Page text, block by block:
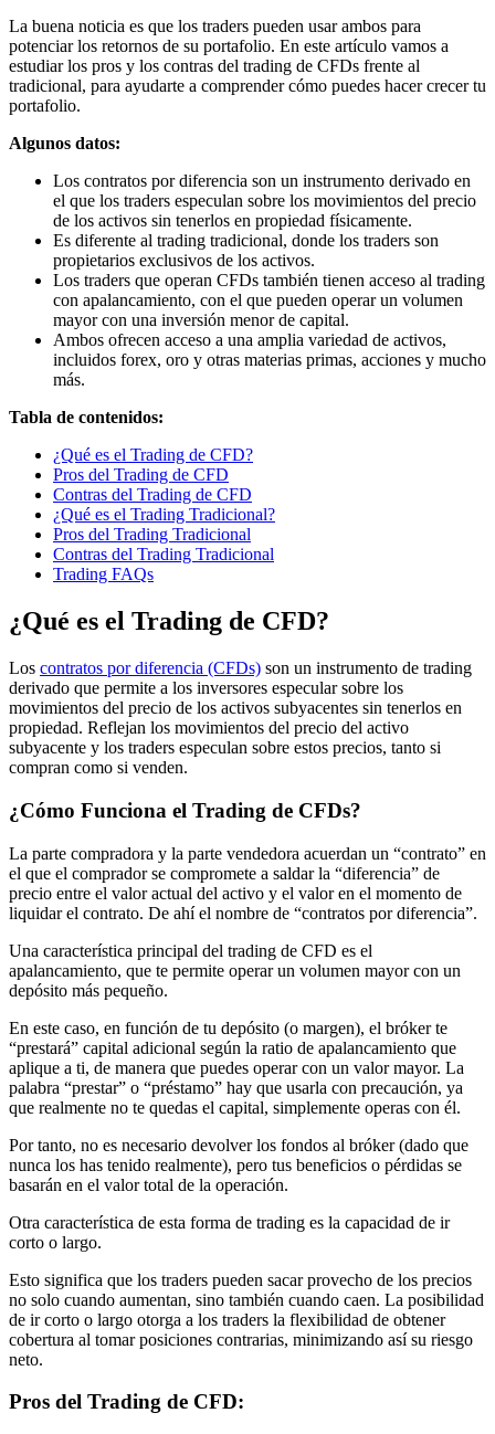
La buena noticia es que los traders pueden usar ambos para
potenciar los retornos de su portafolio. En este artículo vamos a
estudiar los pros y los contras del trading de CFDs frente al
tradicional, para ayudarte a comprender cómo puedes hacer crecer tu
portafolio.
Algunos datos:
Los contratos por diferencia son un instrumento derivado en
el que los traders especulan sobre los movimientos del precio
de los activos sin tenerlos en propiedad físicamente.
Es diferente al trading tradicional, donde los traders son
propietarios exclusivos de los activos.
Los traders que operan CFDs también tienen acceso al trading
con apalancamiento, con el que pueden operar un volumen
mayor con una inversión menor de capital.
Ambos ofrecen acceso a una amplia variedad de activos,
incluidos forex, oro y otras materias primas, acciones y mucho
más.
Tabla de contenidos:
¿Qué es el Trading de CFD?
Pros del Trading de CFD
Contras del Trading de CFD
¿Qué es el Trading Tradicional?
Pros del Trading Tradicional
Contras del Trading Tradicional
Trading FAQs
¿Qué es el Trading de CFD?
Los contratos por diferencia (CFDs) son un instrumento de trading
derivado que permite a los inversores especular sobre los
movimientos del precio de los activos subyacentes sin tenerlos en
propiedad. Reflejan los movimientos del precio del activo
subyacente y los traders especulan sobre estos precios, tanto si
compran como si venden.
¿Cómo Funciona el Trading de CFDs?
La parte compradora y la parte vendedora acuerdan un “contrato” en
el que el comprador se compromete a saldar la “diferencia” de
precio entre el valor actual del activo y el valor en el momento de
liquidar el contrato. De ahí el nombre de “contratos por diferencia”.
Una característica principal del trading de CFD es el
apalancamiento, que te permite operar un volumen mayor con un
depósito más pequeño.
En este caso, en función de tu depósito (o margen), el bróker te
“prestará” capital adicional según la ratio de apalancamiento que
aplique a ti, de manera que puedes operar con un valor mayor. La
palabra “prestar” o “préstamo” hay que usarla con precaución, ya
que realmente no te quedas el capital, simplemente operas con él.
Por tanto, no es necesario devolver los fondos al bróker (dado que
nunca los has tenido realmente), pero tus beneficios o pérdidas se
basarán en el valor total de la operación.
Otra característica de esta forma de trading es la capacidad de ir
corto o largo.
Esto significa que los traders pueden sacar provecho de los precios
no solo cuando aumentan, sino también cuando caen. La posibilidad
de ir corto o largo otorga a los traders la flexibilidad de obtener
cobertura al tomar posiciones contrarias, minimizando así su riesgo
neto.
Pros del Trading de CFD: